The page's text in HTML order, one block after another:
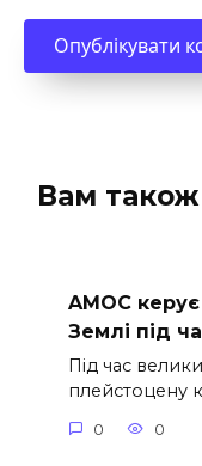
Вам
AMOC
Землі під
Під час
плейстоцену
0 0